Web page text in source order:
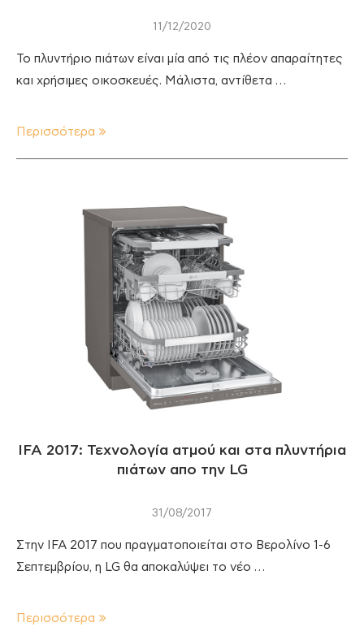
11/12/2020
Το πλυντήριο πιάτων είναι μία από τις πλέον απαραίτητες
και χρήσιμες οικοσκευές. Μάλιστα, αντίθετα …
Περισσότερα
IFA 2017: Τεχνολογία ατμού και στα πλυντήρια
πιάτων απο την LG
31/08/2017
Στην IFA 2017 που πραγματοποιείται στο Βερολίνο 1-6
Σεπτεμβρίου, η LG θα αποκαλύψει το νέο …
Περισσότερα